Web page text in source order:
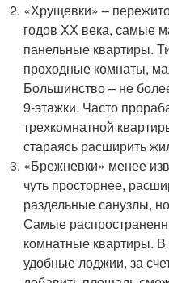
«Хрущевки» –
годов ХХ века, самые
панельные квартиры.
проходные комнаты,
Большинство – не
9-этажки. Часто
трехкомнатной
стараясь расширить
«Брежневки» менее
чуть просторнее,
раздельные санузлы,
Самые
комнатные квартиры. В
удобные лоджии, за